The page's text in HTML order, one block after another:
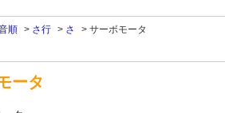
順 > さ行 > さ > サーボモータ
ータ